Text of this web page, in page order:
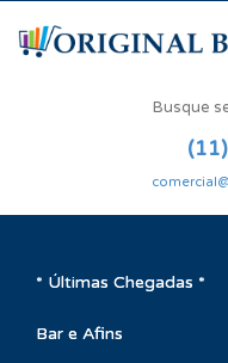
* Últimas Chegadas *
Bar e Afins